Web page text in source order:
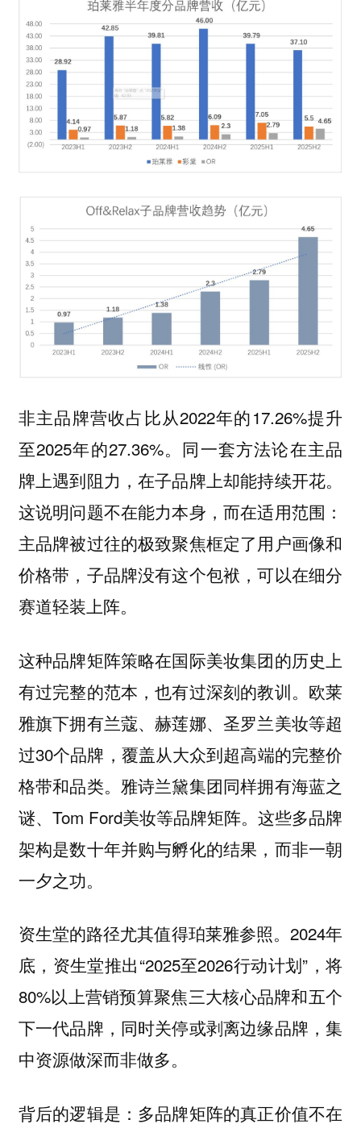
非主品牌营收占比从2022年的17.26%提升
至2025年的27.36%。同一套方法论在主品
牌上遇到阻力，在子品牌上却能持续开花。
这说明问题不在能力本身，而在适用范围：
主品牌被过往的极致聚焦框定了用户画像和
价格带，子品牌没有这个包袱，可以在细分
赛道轻装上阵。
这种品牌矩阵策略在国际美妆集团的历史上
有过完整的范本，也有过深刻的教训。欧莱
雅旗下拥有兰蔻、赫莲娜、圣罗兰美妆等超
过30个品牌，覆盖从大众到超高端的完整价
格带和品类。雅诗兰黛集团同样拥有海蓝之
谜、Tom Ford美妆等品牌矩阵。这些多品牌
架构是数十年并购与孵化的结果，而非一朝
一夕之功。
资生堂的路径尤其值得珀莱雅参照。2024年
底，资生堂推出“2025至2026行动计划”，将
80%以上营销预算聚焦三大核心品牌和五个
下一代品牌，同时关停或剥离边缘品牌，集
中资源做深而非做多。
背后的逻辑是：多品牌矩阵的真正价值不在